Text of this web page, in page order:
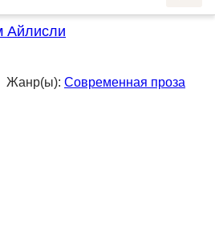
Айлисли
Жанр(ы): Современная проза